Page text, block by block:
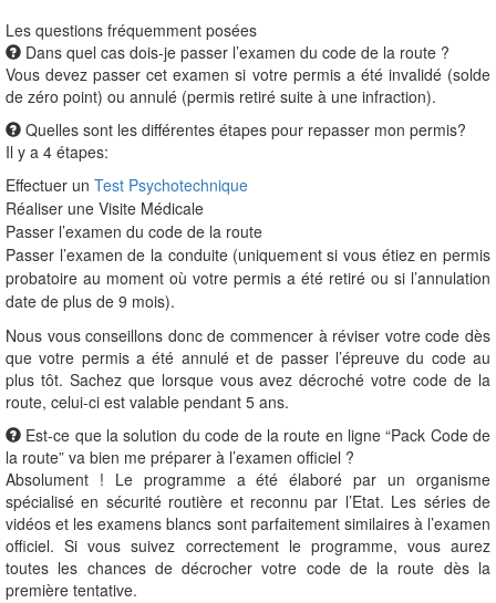
Les questions fréquemment posées
Dans quel cas dois-je passer l’examen du code de la route ?
Vous devez passer cet examen si votre permis a été invalidé (solde
de zéro point) ou annulé (permis retiré suite à une infraction).
Quelles sont les différentes étapes pour repasser mon permis?
Il y a 4 étapes:
Effectuer un Test Psychotechnique
Réaliser une Visite Médicale
Passer l’examen du code de la route
Passer l’examen de la conduite (uniquement si vous étiez en permis
probatoire au moment où votre permis a été retiré ou si l’annulation
date de plus de 9 mois).
Nous vous conseillons donc de commencer à réviser votre code dès
que votre permis a été annulé et de passer l’épreuve du code au
plus tôt. Sachez que lorsque vous avez décroché votre code de la
route, celui-ci est valable pendant 5 ans.
Est-ce que la solution du code de la route en ligne “Pack Code de
la route” va bien me préparer à l’examen officiel ?
Absolument ! Le programme a été élaboré par un organisme
spécialisé en sécurité routière et reconnu par l’Etat. Les séries de
vidéos et les examens blancs sont parfaitement similaires à l’examen
officiel. Si vous suivez correctement le programme, vous aurez
toutes les chances de décrocher votre code de la route dès la
première tentative.